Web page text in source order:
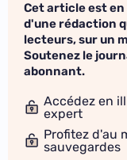
Cet article est en
d'une rédaction
lecteurs, sur un
Soutenez le
abonnant.
Accédez en
expert
Profitez d'au
sauvegardes